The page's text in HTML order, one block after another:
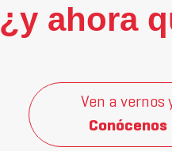
¿y ahora
Ven a vernos
Conócenos